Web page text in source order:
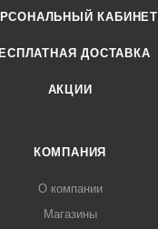
КАБИНЕТ
ДОСТАВКА
АКЦИИ
КОМПАНИЯ
О компании
Магазины